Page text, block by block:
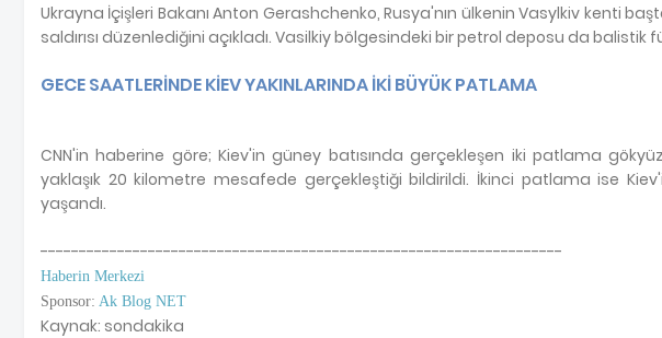
Ukrayna İçişleri Bakanı Anton Gerashchenko, Rusya'nın ülkenin Vasylkiv kenti
saldırısı düzenlediğini açıkladı. Vasilkiy bölgesindeki bir petrol deposu da balistik
GECE SAATLERİNDE KİEV YAKINLARINDA İKİ BÜYÜK PATLAMA
CNN'in haberine göre; Kiev'in güney batısında gerçekleşen iki patlama
yaklaşık 20 kilometre mesafede gerçekleştiği bildirildi. İkinci patlama ise
yaşandı.
--------------------------------------------------------------------
Haberin Merkezi
Sponsor: Ak Blog NET
Kaynak: sondakika